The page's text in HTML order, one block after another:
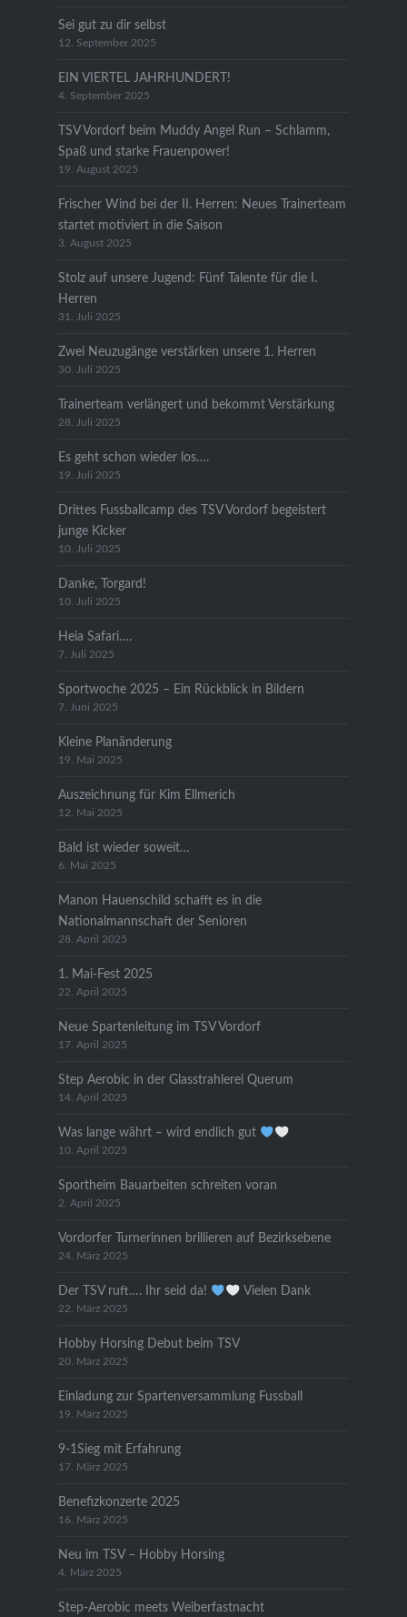
Sei gut zu dir selbst
12. September 2025
EIN VIERTEL JAHRHUNDERT!
4. September 2025
TSV Vordorf beim Muddy Angel Run – Schlamm,
Spaß und starke Frauenpower!
19. August 2025
Frischer Wind bei der II. Herren: Neues Trainerteam
startet motiviert in die Saison
3. August 2025
Stolz auf unsere Jugend: Fünf Talente für die I.
Herren
31. Juli 2025
Zwei Neuzugänge verstärken unsere 1. Herren
30. Juli 2025
Trainerteam verlängert und bekommt Verstärkung
28. Juli 2025
Es geht schon wieder los….
19. Juli 2025
Drittes Fussballcamp des TSV Vordorf begeistert
junge Kicker
10. Juli 2025
Danke, Torgard!
10. Juli 2025
Heia Safari….
7. Juli 2025
Sportwoche 2025 – Ein Rückblick in Bildern
7. Juni 2025
Kleine Planänderung
19. Mai 2025
Auszeichnung für Kim Ellmerich
12. Mai 2025
Bald ist wieder soweit…
6. Mai 2025
Manon Hauenschild schafft es in die
Nationalmannschaft der Senioren
28. April 2025
1. Mai-Fest 2025
22. April 2025
Neue Spartenleitung im TSV Vordorf
17. April 2025
Step Aerobic in der Glasstrahlerei Querum
14. April 2025
Was lange währt – wird endlich gut
10. April 2025
Sportheim Bauarbeiten schreiten voran
2. April 2025
Vordorfer Turnerinnen brillieren auf Bezirksebene
24. März 2025
Der TSV ruft…. Ihr seid da! Vielen Dank
22. März 2025
Hobby Horsing Debut beim TSV
20. März 2025
Einladung zur Spartenversammlung Fussball
19. März 2025
9-1Sieg mit Erfahrung
17. März 2025
Benefizkonzerte 2025
16. März 2025
Neu im TSV – Hobby Horsing
4. März 2025
Step-Aerobic meets Weiberfastnacht